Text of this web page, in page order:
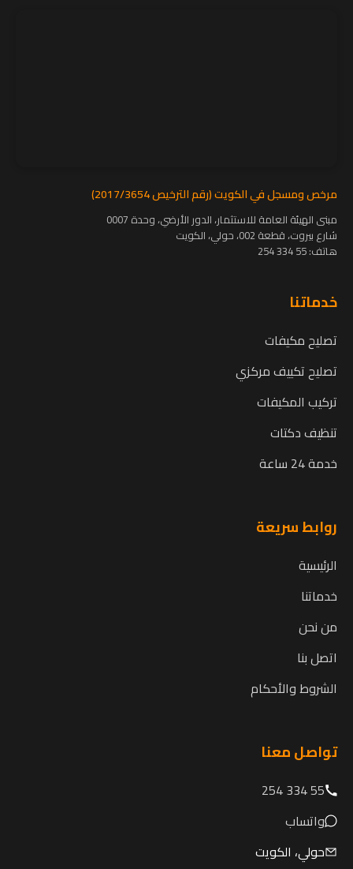
مرخص ومسجل في الكويت (رقم الترخيص 2017/3654)
مبنى الهيئة العامة للاستثمار، الدور الأرضي، وحدة 0007
شارع بيروت، قطعة 002، حولي، الكويت
هاتف:55 334 254
خدماتنا
تصليح مكيفات
تصليح تكييف مركزي
تركيب المكيفات
تنظيف دكتات
خدمة 24 ساعة
روابط سريعة
الرئيسية
خدماتنا
من نحن
اتصل بنا
الشروط والأحكام
تواصل معنا
55 334 254
واتساب
حولي، الكويت